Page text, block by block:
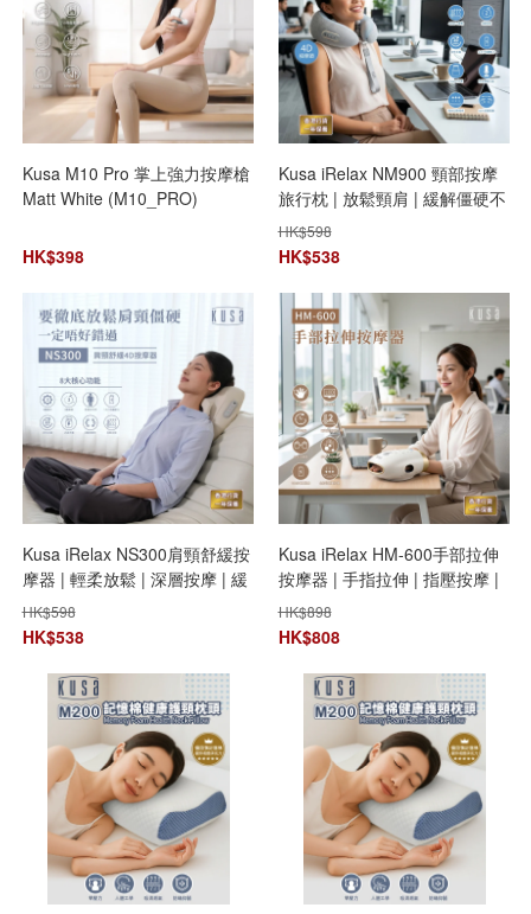
Kusa M10 Pro 掌上強力按摩槍
Matt White (M10_PRO)
HK$398
Kusa iRelax NM900 頸部按摩
旅行枕 | 放鬆頸肩 | 緩解僵硬不
適 | 緩解酸痛
HK$598
HK$538
Kusa iRelax NS300肩頸舒緩按
摩器 | 輕柔放鬆 | 深層按摩 | 緩
解肌肉緊繃
HK$598
HK$538
Kusa iRelax HM-600手部拉伸
按摩器 | 手指拉伸 | 指壓按摩 |
血液循環 | 關節靈活性
HK$898
HK$808